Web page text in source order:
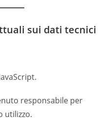
sui dati tecnici
responsabile per
utilizzo.